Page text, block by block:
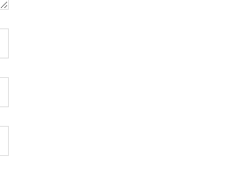
electrónico:*
web: